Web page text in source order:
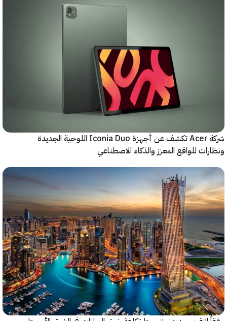
شركة Acer تكشف عن أجهزة Iconia Duo اللوحية الجديدة
للواقع المعزز والذكاء الاصطناعي